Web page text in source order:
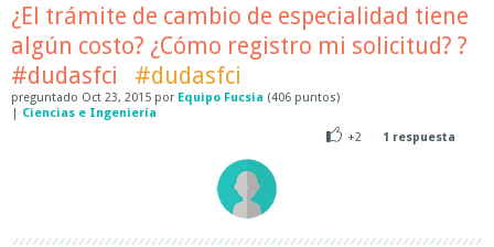
¿El trámite de cambio de especialidad tiene
algún costo? ¿Cómo registro mi solicitud? ?
#dudasfci
#dudasfci
preguntado Oct 23, 2015 por Equipo Fucsia (406 puntos)
| Ciencias e Ingeniería
+2
1 respuesta